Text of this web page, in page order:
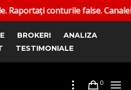
conturile false.
BROKERI
ANALIZA
TESTIMONIALE
0